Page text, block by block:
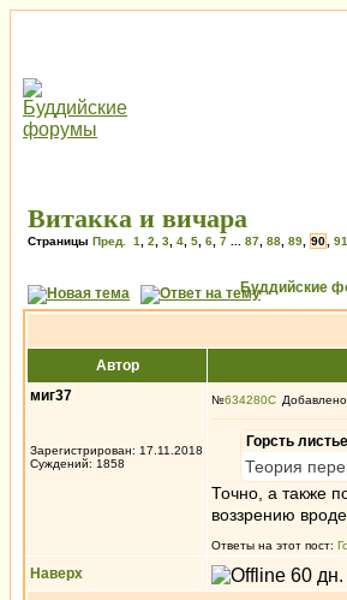
Витакка и вичара
Страницы Пред. 1 2 3 4 5 6 7 87 88 89 90 91
Буддийские
Автор
миг37
Зарегистрирован: 17.11.2018
Суждений: 1858
№634280
Горсть
Теория
Точно, а также
воззрению
Ответы на этот пост:
Наверх